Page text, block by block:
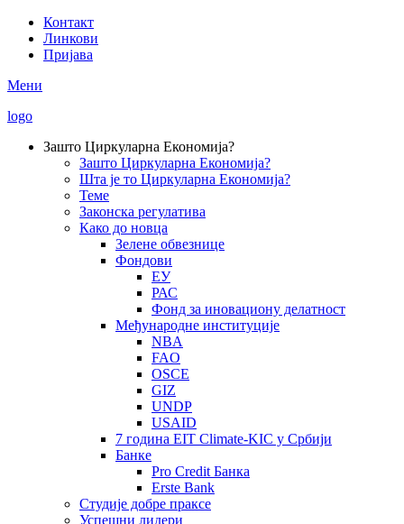
Skip
main
Secondary
Menu
Контакт
Линкови
Пријава
Мени
logo
navigation
Зашто Циркуларна Економија?
Зашто Циркуларна Економија?
Шта је то Циркуларна Економија?
Теме
Законска регулатива
Како до новца
Зелене обвезнице
Фондови
ЕУ
РАС
Фонд за иновациону делатност
Међународне институције
NBA
FAO
OSCE
GIZ
UNDP
USAID
7 година EIT Climate-KIC у Србији
Банке
Pro Credit Банка
Erste Bank
Студије добре праксе
Успешни лидери